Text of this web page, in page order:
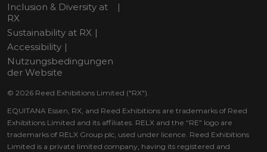
Inclusion & Diversity at
RX
Sustainability at RX
Accessibility
Nutzungsbedingungen
der Website
© 2026 Reed Exhibitions Limited ("RX").
EQUITANA Essen, RX, and Reed Exhibitions are trademarks of Reed
Exhibitions Limited and its affiliates. RELX and the “RE” logo are
trademarks of RELX Group plc, used under licence. Reed Exhibitions
Limited is a private limited company, having its registered and